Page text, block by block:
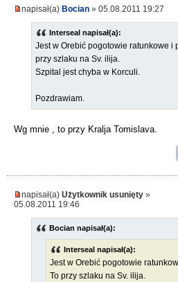
napisał(a) Bocian » 05.08.2011 19:27
Interseal napisał(a):
Jest w Orebić pogotowie ratunkowe i
przy szlaku na Sv. ilija.
Szpital jest chyba w Korculi.
Pozdrawiam.
Wg mnie , to przy Kralja Tomislava.
napisał(a) Użytkownik usunięty »
05.08.2011 19:46
Bocian napisał(a):
Interseal napisał(a):
Jest w Orebić pogotowie
To przy szlaku na Sv. ilija.